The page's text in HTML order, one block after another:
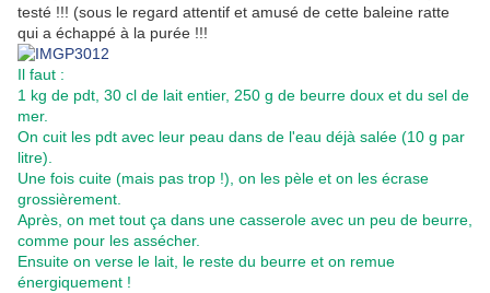
testé !!! (sous le regard attentif et amusé de cette baleine ratte
qui a échappé à la purée !!!
Il faut :
1 kg de pdt, 30 cl de lait entier, 250 g de beurre doux et du sel de
mer.
On cuit les pdt avec leur peau dans de l'eau déjà salée (10 g par
litre).
Une fois cuite (mais pas trop !), on les pèle et on les écrase
grossièrement.
Après, on met tout ça dans une casserole avec un peu de beurre,
comme pour les assécher.
Ensuite on verse le lait, le reste du beurre et on remue
énergiquement !